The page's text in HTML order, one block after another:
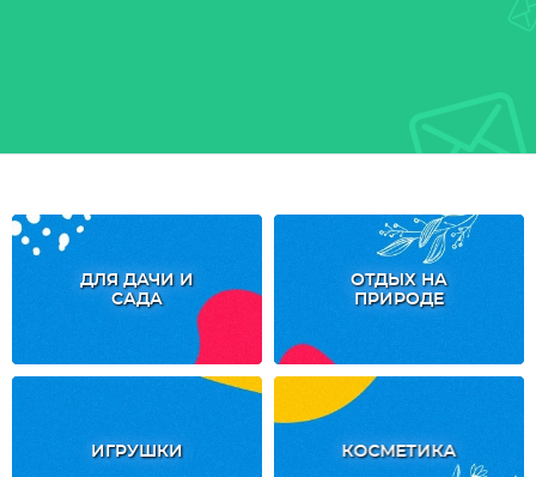
ДЛЯ ДАЧИ И
САДА
ОТДЫХ НА
ПРИРОДЕ
ИГРУШКИ КОСМЕТИКА